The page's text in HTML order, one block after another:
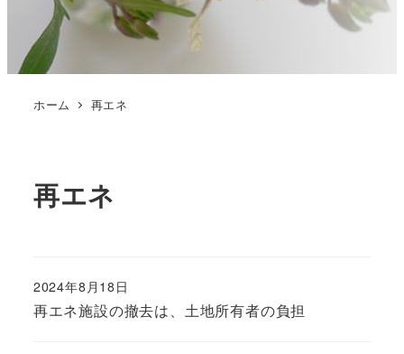
ホーム 再エネ
再エネ
再エネ施設の撤去は、土地所有者の負担
2024年8月18日